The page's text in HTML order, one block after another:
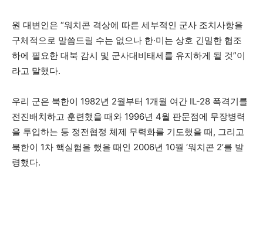
원 대변인은 “워치콘 격상에 따른 세부적인 군사 조치사항을
구체적으로 말씀드릴 수는 없으나 한·미는 상호 긴밀한 협조
하에 필요한 대북 감시 및 군사대비태세를 유지하게 될 것”이
라고 말했다.
우리 군은 북한이 1982년 2월부터 1개월 여간 IL-28 폭격기를
전진배치하고 훈련했을 때와 1996년 4월 판문점에 무장병력
을 투입하는 등 정전협정 체제 무력화를 기도했을 때, 그리고
북한이 1차 핵실험을 했을 때인 2006년 10월 ‘워치콘 2’를 발
령했다.